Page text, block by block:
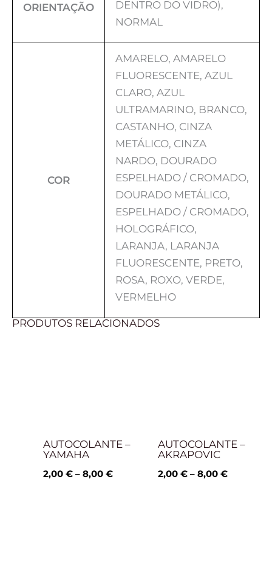
ORIENTAÇÃO
DENTRO DO VIDRO),
NORMAL
COR
AMARELO, AMARELO
FLUORESCENTE, AZUL
CLARO, AZUL
ULTRAMARINO, BRANCO,
CASTANHO, CINZA
METÁLICO, CINZA
NARDO, DOURADO
ESPELHADO / CROMADO,
DOURADO METÁLICO,
ESPELHADO / CROMADO,
HOLOGRÁFICO,
LARANJA, LARANJA
FLUORESCENTE, PRETO,
ROSA, ROXO, VERDE,
VERMELHO
PRODUTOS RELACIONADOS
AUTOCOLANTE –
YAMAHA
2,00 € – 8,00 €
AUTOCOLANTE –
AKRAPOVIC
2,00 € – 8,00 €